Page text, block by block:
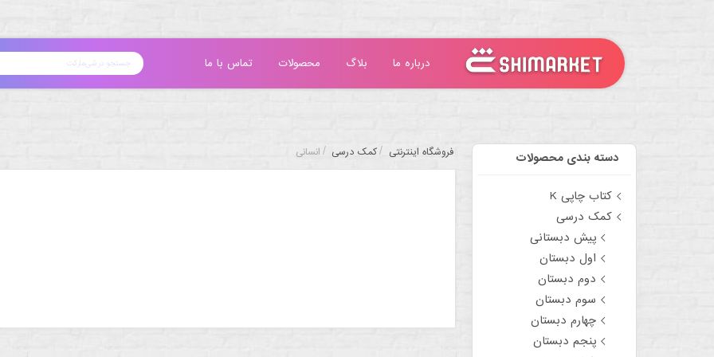
درباره ما بلاگ محصولات تماس با ما
دسته بندی محصولات
کتاب چاپی K
کمک درسی
پیش دبستانی
اول دبستان
دوم دبستان
سوم دبستان
چهارم دبستان
پنجم دبستان
فروشگاه اینترنتی /کمک درسی / انسانی